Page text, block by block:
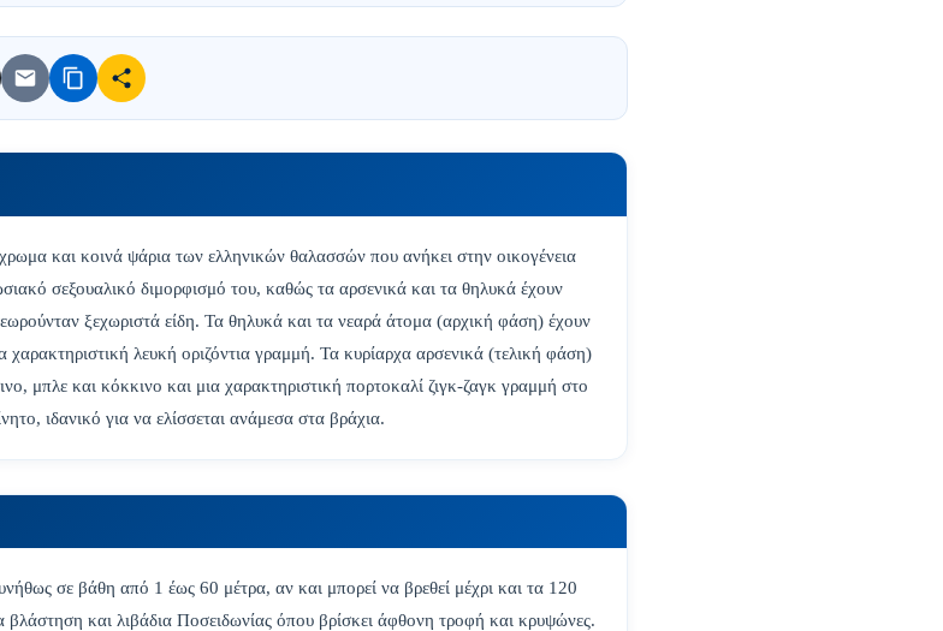
και κοινά ψάρια των ελληνικών θαλασσών που ανήκει στην οικογένεια
σεξουαλικό διμορφισμό του, καθώς τα αρσενικά και τα θηλυκά έχουν
ξεχωριστά είδη. Τα θηλυκά και τα νεαρά άτομα (αρχική φάση) έχουν
λευκή οριζόντια γραμμή. Τα κυρίαρχα αρσενικά (τελική φάση)
μπλε και κόκκινο και μια χαρακτηριστική πορτοκαλί ζιγκ-ζαγκ γραμμή στο
ιδανικό για να ελίσσεται ανάμεσα στα βράχια.
σε βάθη από 1 έως 60 μέτρα, αν και μπορεί να βρεθεί μέχρι και τα 120
βλάστηση και λιβάδια Ποσειδωνίας όπου βρίσκει άφθονη τροφή και κρυψώνες.